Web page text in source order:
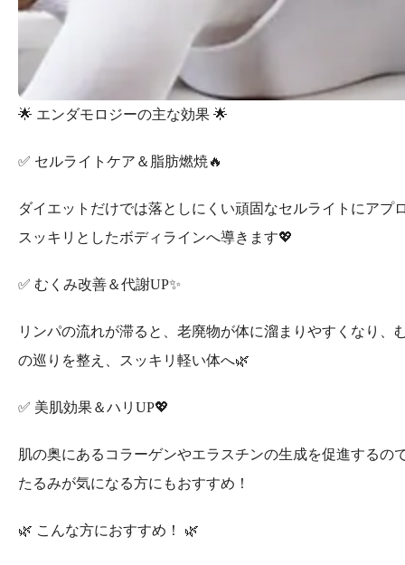
🌟 エンダモロジーの主な効果 🌟
✅ セルライトケア＆脂肪燃焼🔥
ダイエットだけでは落としにくい頑固なセルライトにアプ
スッキリとしたボディラインへ導きます💖
✅ むくみ改善＆代謝UP✨
リンパの流れが滞ると、老廃物が体に溜まりやすくなり
の巡りを整え、スッキリ軽い体へ🌿
✅ 美肌効果＆ハリUP💖
肌の奥にあるコラーゲンやエラスチンの生成を促進する
たるみが気になる方にもおすすめ！
🌿 こんな方におすすめ！ 🌿